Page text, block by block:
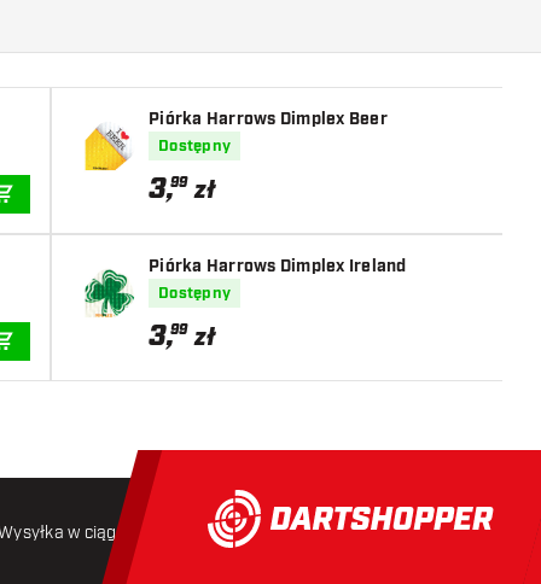
DODAJ DO KOSZYKA
DODAJ DO KOSZYKA
Piórka Harrows Dimplex Beer
Dostępny
3,99 zł
Piórka Harrows Dimplex Ireland
Dostępny
3,99 zł
w ciągu 24 godzin Darmowa wysyłka od 250 złoty